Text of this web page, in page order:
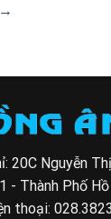
→
20C Nguyễn
- Thành Phố
thoại: